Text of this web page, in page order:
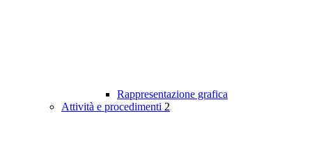
Rappresentazione grafica
Attività e procedimenti 2